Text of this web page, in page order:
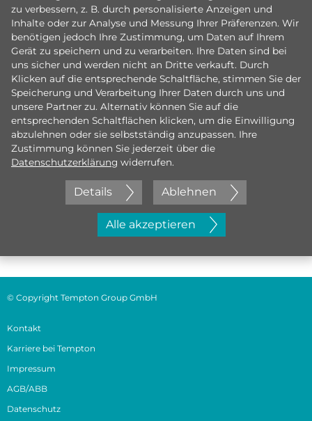
Jetzt initiativ bewerben
zu verbessern, z. B. durch personalisierte Anzeigen und
Inhalte oder zur Analyse und Messung Ihrer Präferenzen. Wir
benötigen jedoch Ihre Zustimmung, um Daten auf Ihrem
Gerät zu speichern und zu verarbeiten. Ihre Daten sind bei
uns sicher und werden nicht an Dritte verkauft. Durch
Klicken auf die entsprechende Schaltfläche, stimmen Sie der
Speicherung und Verarbeitung Ihrer Daten durch uns und
unsere Partner zu. Alternativ können Sie auf die
entsprechenden Schaltflächen klicken, um die Einwilligung
abzulehnen oder sie selbstständig anzupassen. Ihre
Zustimmung können Sie jederzeit über die
Datenschutzerklärung widerrufen.
Details Ablehnen
Alle akzeptieren
© Copyright Tempton Group GmbH
Kontakt
Karriere bei Tempton
Impressum
AGB/ABB
Datenschutz